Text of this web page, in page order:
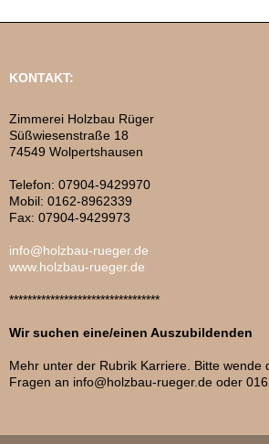
KONTAKT:
Zimmerei Holzbau Rüger
Süßwiesenstraße 18
74549 Wolpertshausen
Telefon: 07904-9429970
Mobil: 0162-8962339
Fax: 07904-9429973
info@holzbau-rueger.de
www.holzbau-rueger.de
*********************************
Wir suchen eine/einen Auszubildenden
Mehr unter der Rubrik Karriere. Bitte wende
Fragen an info@holzbau-rueger.de oder